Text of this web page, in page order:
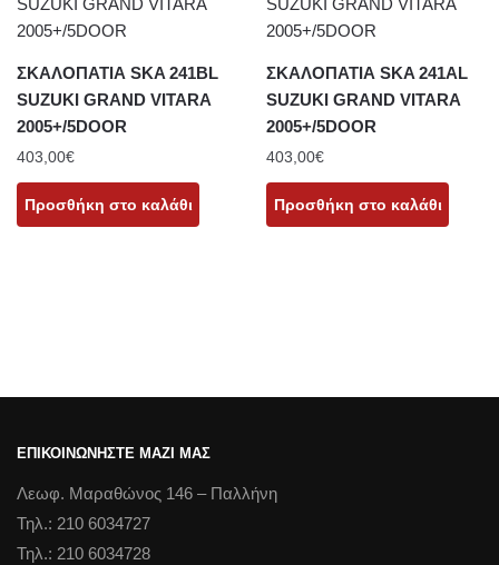
ΣΚΑΛΟΠΑΤΙΑ SKA 241BL
SUZUKI GRAND VITARA
2005+/5DOOR
403,00€
Προσθήκη στο καλάθι
ΣΚΑΛΟΠΑΤΙΑ SKA 241AL
SUZUKI GRAND VITARA
2005+/5DOOR
403,00€
Προσθήκη στο καλάθι
ΕΠΙΚΟΙΝΩΝΗΣΤΕ ΜΑΖΙ ΜΑΣ
Λεωφ. Μαραθώνος 146 – Παλλήνη
Τηλ.: 210 6034727
Τηλ.: 210 6034728